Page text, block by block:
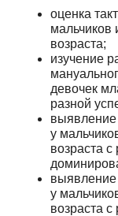
оценка
мальчиков
возраста;
изучение
девочек
разной
выявление
у
возраста
выявление
у
возраста